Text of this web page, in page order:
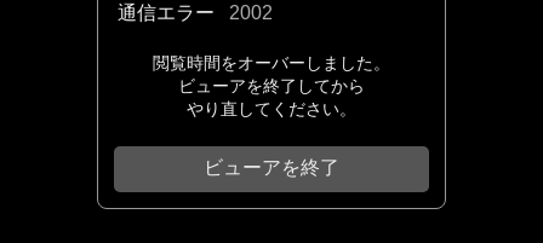
通信エラー 2002
閲覧時間をオーバーしました。
ビューアを終了してから
やり直してください。
ビューアを終了